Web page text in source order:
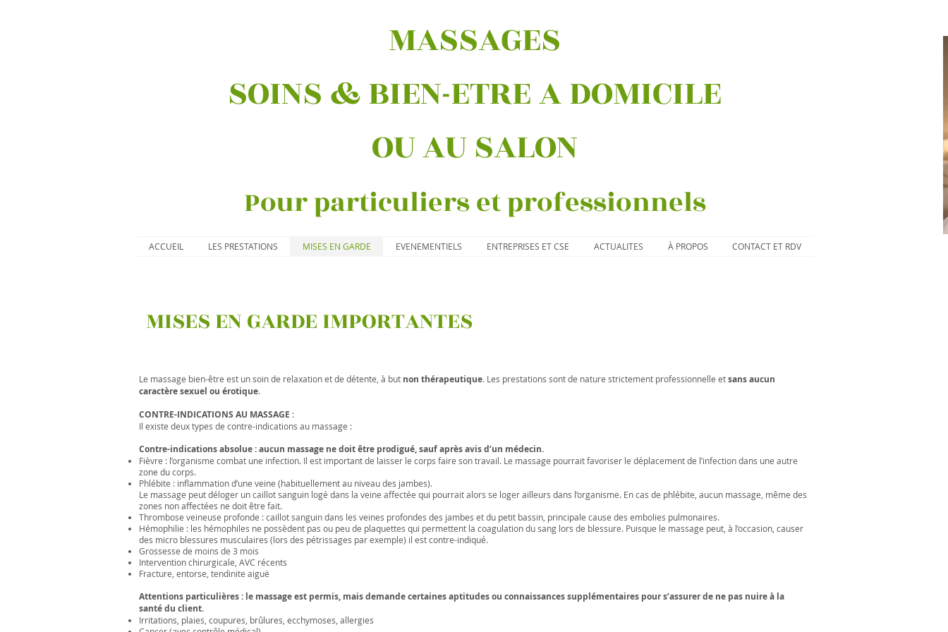
MASSAGES
SOINS & BIEN-ETRE A DOMICILE
OU AU SALON
Pour particuliers et professionnels
ACCUEIL LES PRESTATIONS MISES EN GARDE EVENEMENTIELS ENTREPRISES ET CSE ACTUALITES À PROPOS CONTACT ET RDV
MISES EN GARDE IMPORTANTES
Le massage bien-être est un soin de relaxation et de détente, à but non thérapeutique. Les prestations sont de nature strictement professionnelle etsans aucun
caractère sexuel ou érotique.
CONTRE-INDICATIONS AU MASSAGE :
Il existe deux types de contre-indications au massage :
Contre-indications absolue : aucun massage ne doit être prodigué, sauf après avis d’un médecin.
Fièvre : l’organisme combat une infection. Il est important de laisser le corps faire son travail. Le massage pourrait favoriser le déplacement de l’infection dans une autre
zone du corps.
Phlébite : inflammation d’une veine (habituellement au niveau des jambes).
Le massage peut déloger un caillot sanguin logé dans la veine affectée qui pourrait alors se loger ailleurs dans l’organisme. En cas de phlébite, aucun massage, même des
zones non affectées ne doit être fait.
Thrombose veineuse profonde : caillot sanguin dans les veines profondes des jambes et du petit bassin, principale cause des embolies pulmonaires.
Hémophilie : les hémophiles ne possèdent pas ou peu de plaquettes qui permettent la coagulation du sang lors de blessure. Puisque le massage peut, à l’occasion, causer
des micro blessures musculaires (lors des pétrissages par exemple) il est contre-indiqué.
Grossesse de moins de 3 mois
Intervention chirurgicale, AVC récents
Fracture, entorse, tendinite aiguë
Attentions particulières : le massage est permis, mais demande certaines aptitudes ou connaissances supplémentaires pour s’assurer de ne pas nuire à la
santé du client.
Irritations, plaies, coupures, brûlures, ecchymoses, allergies